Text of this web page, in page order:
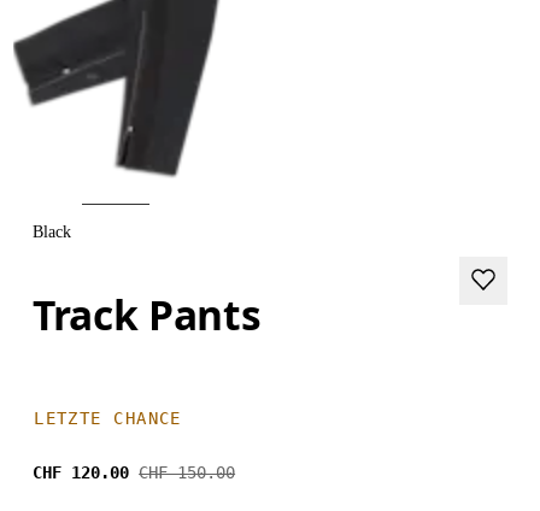
Black
Track Pants
LETZTE CHANCE
CHF 120.00 CHF 150.00